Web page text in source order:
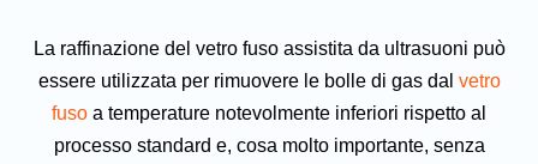
La raffinazione del vetro fuso assistita da ultrasuoni può
essere utilizzata per rimuovere le bolle di gas dal vetro
fuso a temperature notevolmente inferiori rispetto al
processo standard e, cosa molto importante, senza